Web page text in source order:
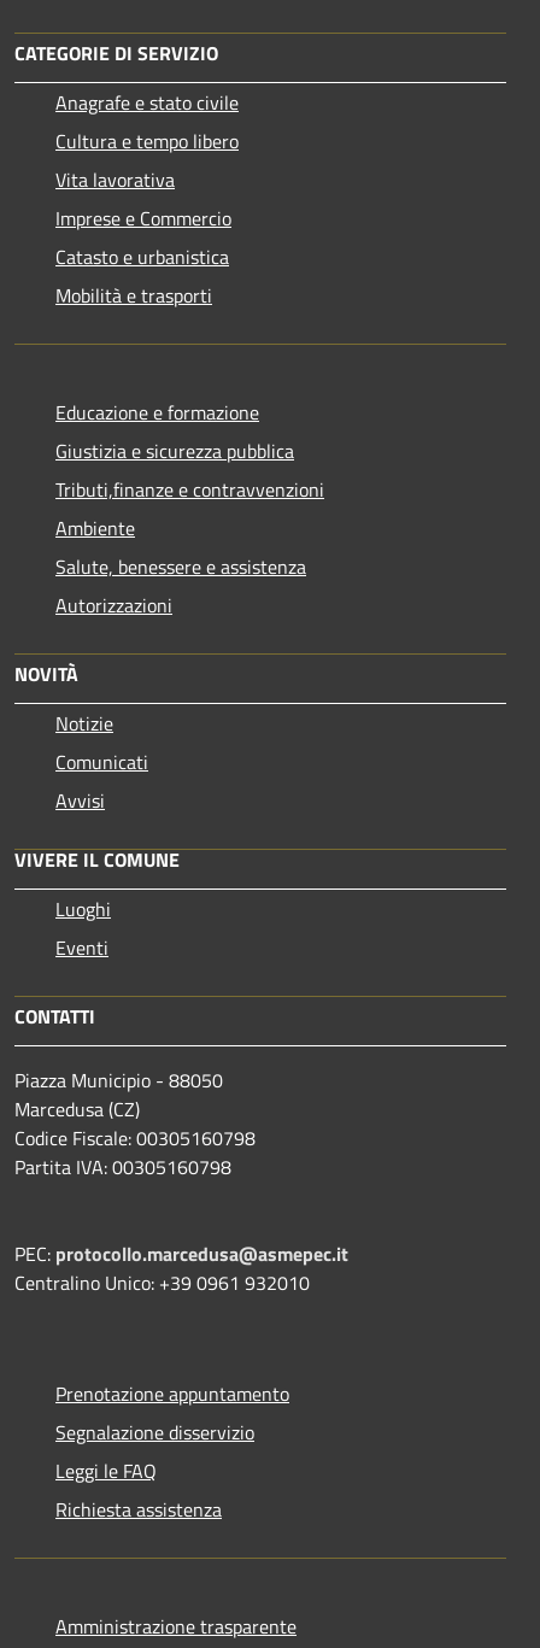
CATEGORIE DI SERVIZIO
Anagrafe e stato civile
Cultura e tempo libero
Vita lavorativa
Imprese e Commercio
Catasto e urbanistica
Mobilità e trasporti
Educazione e formazione
Giustizia e sicurezza pubblica
Tributi,finanze e contravvenzioni
Ambiente
Salute, benessere e assistenza
Autorizzazioni
NOVITÀ
Notizie
Comunicati
Avvisi
VIVERE IL COMUNE
Luoghi
Eventi
CONTATTI
Piazza Municipio - 88050
Marcedusa (CZ)
Codice Fiscale: 00305160798
Partita IVA: 00305160798
PEC: protocollo.marcedusa@asmepec.it
Centralino Unico: +39 0961 932010
Prenotazione appuntamento
Segnalazione disservizio
Leggi le FAQ
Richiesta assistenza
Amministrazione trasparente